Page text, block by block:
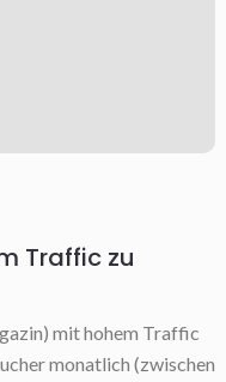
Traffic zu
mit hohem Traffic
monatlich (zwischen